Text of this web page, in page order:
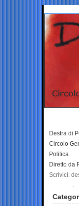
Destra di
Circolo
Politica
Diretto da
Scrivici: